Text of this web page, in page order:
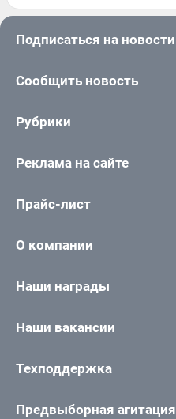
Подписаться на новости
Сообщить новость
Рубрики
Реклама на сайте
Прайс-лист
О компании
Наши награды
Наши вакансии
Техподдержка
Предвыборная агитация